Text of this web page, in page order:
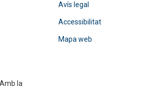
Avís legal
Accessibilitat
Mapa web
Amb la